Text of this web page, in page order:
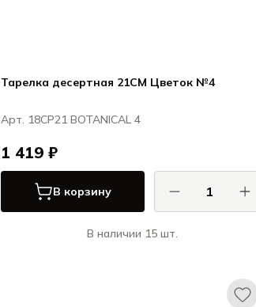
Тарелка десертная 21CM Цветок №4
Арт. 18CP21 BOTANICAL 4
1 419 ₽
В корзину
В наличии 15 шт.